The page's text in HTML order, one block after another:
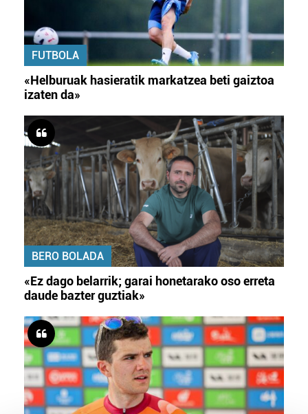
FUTBOLA
«Helburuak hasieratik markatzea beti gaiztoa
izaten da»
BERO BOLADA
«Ez dago belarrik; garai honetarako oso erreta
daude bazter guztiak»